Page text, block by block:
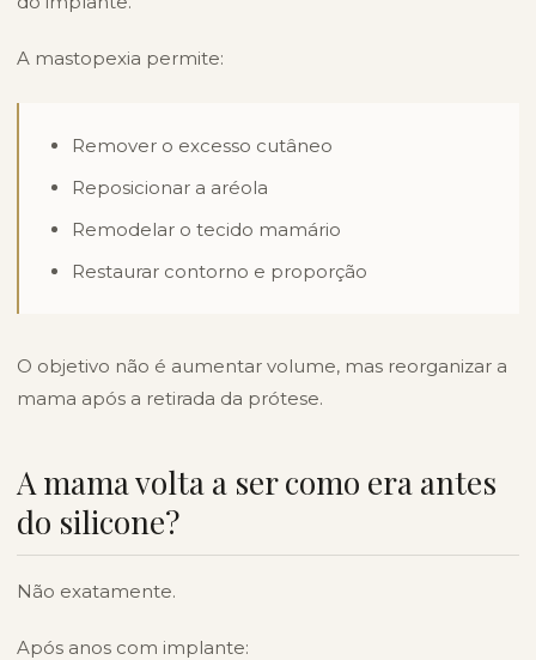
A mastopexia permite:
Remover o excesso cutâneo
Reposicionar a aréola
Remodelar o tecido mamário
Restaurar contorno e proporção
O objetivo não é aumentar volume, mas reorganizar a
mama após a retirada da prótese.
A mama volta a ser como era antes
do silicone?
Não exatamente.
Após anos com implante: